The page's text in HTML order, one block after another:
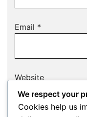
Email *
Website
We respect your
Cookies help us